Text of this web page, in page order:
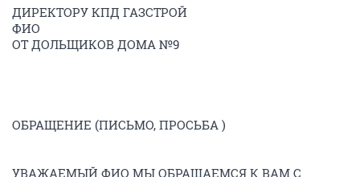
ДИРЕКТОРУ КПД ГАЗСТРОЙ
ФИО
ОТ ДОЛЬЩИКОВ ДОМА №9
ОБРАЩЕНИЕ (ПИСЬМО, ПРОСЬБА )
УВАЖАЕМЫЙ ФИО МЫ ОБРАЩАЕМСЯ К ВАМ С